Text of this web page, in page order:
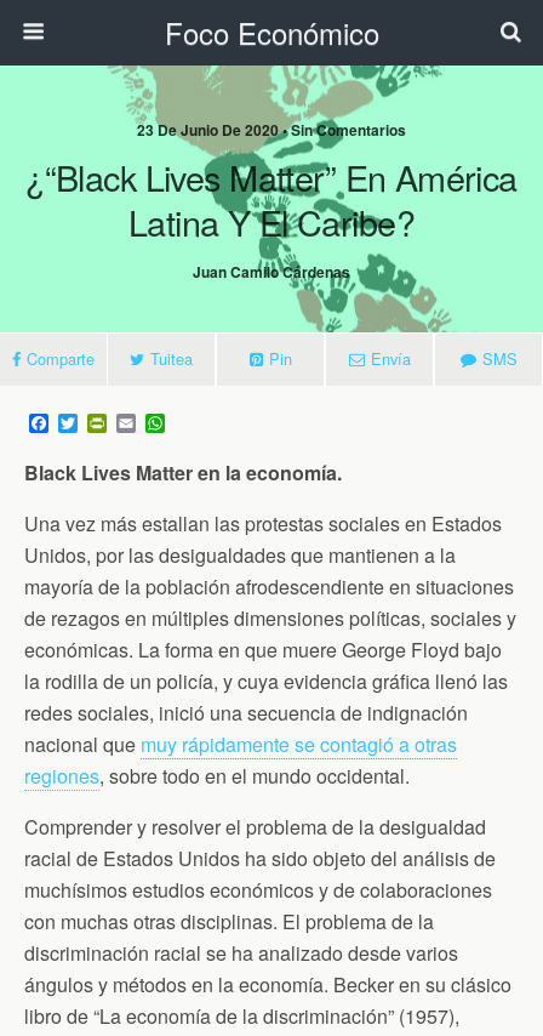
Foco Económico
23 De Junio De 2020 • Sin Comentarios
¿“Black Lives Matter” En América
Latina Y El Caribe?
Juan Camilo Cárdenas
Comparte Tuitea Pin Envía SMS
F
a
e
o
o
k
T
w
e
r
P
n
F
r
i
e
n
d
y
E
m
a
i
a
t
A
p
p
Black Lives Matter en la economía.
Una vez más estallan las protestas sociales en Estados
Unidos, por las desigualdades que mantienen a la
mayoría de la población afrodescendiente en situaciones
de rezagos en múltiples dimensiones políticas, sociales y
económicas. La forma en que muere George Floyd bajo
la rodilla de un policía, y cuya evidencia gráfica llenó las
redes sociales, inició una secuencia de indignación
nacional que muy rápidamente se contagió a otras
regiones, sobre todo en el mundo occidental.
Comprender y resolver el problema de la desigualdad
racial de Estados Unidos ha sido objeto del análisis de
muchísimos estudios económicos y de colaboraciones
con muchas otras disciplinas. El problema de la
discriminación racial se ha analizado desde varios
ángulos y métodos en la economía. Becker en su clásico
libro de “La economía de la discriminación” (1957),